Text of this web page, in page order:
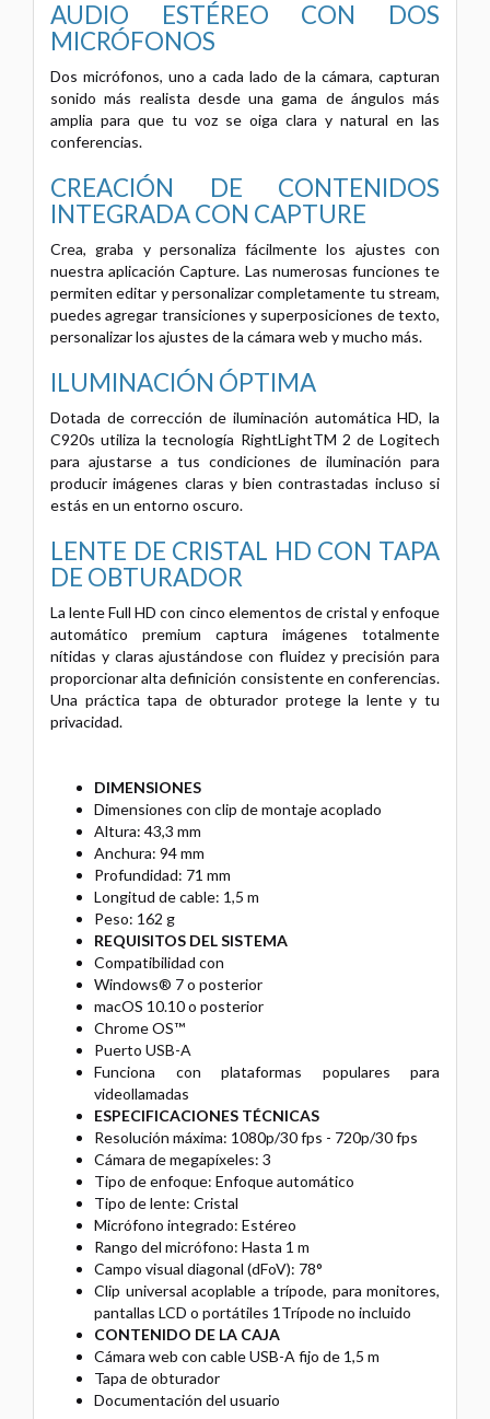
AUDIO ESTÉREO CON DOS
MICRÓFONOS
Dos micrófonos, uno a cada lado de la cámara, capturan
sonido más realista desde una gama de ángulos más
amplia para que tu voz se oiga clara y natural en las
conferencias.
CREACIÓN DE CONTENIDOS
INTEGRADA CON CAPTURE
Crea, graba y personaliza fácilmente los ajustes con
nuestra aplicación Capture. Las numerosas funciones te
permiten editar y personalizar completamente tu stream,
puedes agregar transiciones y superposiciones de texto,
personalizar los ajustes de la cámara web y mucho más.
ILUMINACIÓN ÓPTIMA
Dotada de corrección de iluminación automática HD, la
C920s utiliza la tecnología RightLightTM 2 de Logitech
para ajustarse a tus condiciones de iluminación para
producir imágenes claras y bien contrastadas incluso si
estás en un entorno oscuro.
LENTE DE CRISTAL HD CON TAPA
DE OBTURADOR
La lente Full HD con cinco elementos de cristal y enfoque
automático premium captura imágenes totalmente
nítidas y claras ajustándose con fluidez y precisión para
proporcionar alta definición consistente en conferencias.
Una práctica tapa de obturador protege la lente y tu
privacidad.
DIMENSIONES
Dimensiones con clip de montaje acoplado
Altura: 43,3 mm
Anchura: 94 mm
Profundidad: 71 mm
Longitud de cable: 1,5 m
Peso: 162 g
REQUISITOS DEL SISTEMA
Compatibilidad con
Windows® 7 o posterior
macOS 10.10 o posterior
Chrome OS™
Puerto USB-A
Funciona con plataformas populares para
videollamadas
ESPECIFICACIONES TÉCNICAS
Resolución máxima: 1080p/30 fps - 720p/30 fps
Cámara de megapíxeles: 3
Tipo de enfoque: Enfoque automático
Tipo de lente: Cristal
Micrófono integrado: Estéreo
Rango del micrófono: Hasta 1 m
Campo visual diagonal (dFoV): 78°
Clip universal acoplable a trípode, para monitores,
pantallas LCD o portátiles 1Trípode no incluido
CONTENIDO DE LA CAJA
Cámara web con cable USB-A fijo de 1,5 m
Tapa de obturador
Documentación del usuario